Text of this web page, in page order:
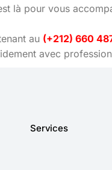
là pour vous
au (+212) 660
avec
Services